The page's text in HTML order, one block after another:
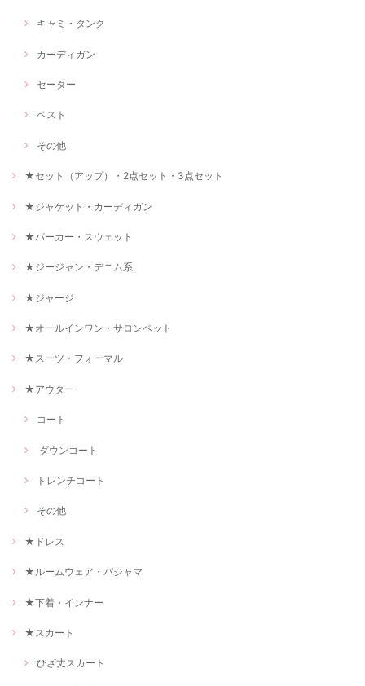
キャミ・タンク
カーディガン
セーター
ベスト
その他
★セット（アップ）・2点セット・3点セット
★ジャケット・カーディガン
★パーカー・スウェット
★ジージャン・デニム系
★ジャージ
★オールインワン・サロンペット
★スーツ・フォーマル
★アウター
コート
ダウンコート
トレンチコート
その他
★ドレス
★ルームウェア・パジャマ
★下着・インナー
★スカート
ひざ丈スカート